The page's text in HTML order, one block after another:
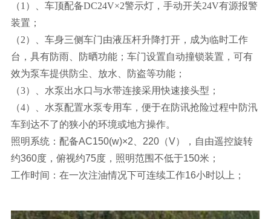
（1）、车顶配备DC24V×2警示灯，手动开关24V有源报警
装置；
（2）、车身三侧车门由液压杆升降打开，成为临时工作
台，具有防雨、防晒功能；车门设置自动撞锁装置，可有
效为泵车提供防尘、放水、防盗等功能；
（3）、水泵出水口与水带连接采用快速接头型；
（4）、水泵配置水泵专用车，便于在防讯抢险过程中防汛
车到达不了的狭小的环境或地方操作。
照明系统：配备AC150(w)×2、220（V）
，自由遥控旋转
约360度，俯视约75度，照明范围不低于150米；
工作时间：在一次注油情况下可连续工作16小时以上；